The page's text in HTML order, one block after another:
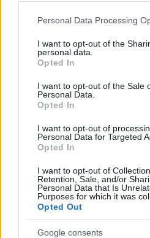
Please note that this website/app
not limited to your visit or usage
grant or deny consent to Google
use your data for below specified
consent section.
Personal Data Processing
I want to opt-out of the
personal data.
Opted In
I want to opt-out of the Sale
Personal Data.
Opted In
I want to opt-out of
Personal Data for Targeted
Opted In
I want to opt-out of
Retention, Sale, and/or
Personal Data that Is
Purposes for which it was
Opted Out
Google consents